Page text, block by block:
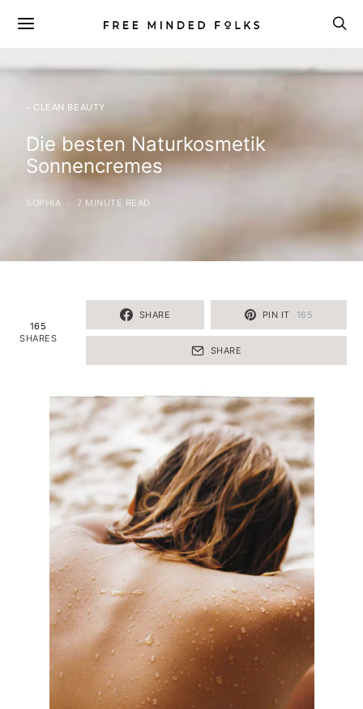
- CLEAN BEAUTY
Die besten Naturkosmetik
Sonnencremes
SOPHIA 7 MINUTE READ
165
SHARES
SHARE PIN IT 165
SHARE